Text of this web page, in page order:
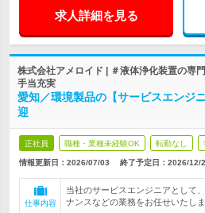
求人詳細を見る
株式会社アメロイド | ＃液体浄化装置の専
手当充実
愛知／環境製品の【サービスエンジ
迎
正社員 職種・業種未経験OK 転勤なし
情報更新日：2026/07/03 終了予定日： 2026/12/
仕事内容
当社のサービスエンジニアとして
ナンスなどの業務をお任せいたし